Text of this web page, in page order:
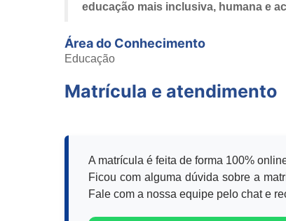
educação mais inclusiva, humana e
Área do Conhecimento
Educação
Matrícula e atendimento
A matrícula é feita de forma 100%
Ficou com alguma dúvida sobre a
Fale com a nossa equipe pelo chat e